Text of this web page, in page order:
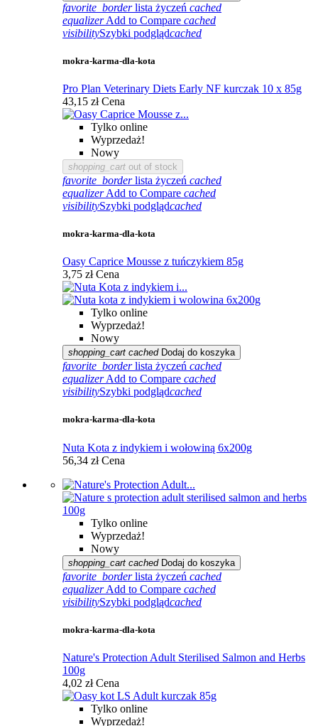
favorite_border lista życzeń cached
equalizer Add to Compare cached
visibilitySzybki podglądcached
mokra-karma-dla-kota
Pro Plan Veterinary Diets Early NF kurczak 10 x 85g
43,15 zł Cena
Tylko online
Wyprzedaż!
Nowy
shopping_cart out of stock
favorite_border lista życzeń cached
equalizer Add to Compare cached
visibilitySzybki podglądcached
mokra-karma-dla-kota
Oasy Caprice Mousse z tuńczykiem 85g
3,75 zł Cena
Tylko online
Wyprzedaż!
Nowy
shopping_cart cached Dodaj do koszyka
favorite_border lista życzeń cached
equalizer Add to Compare cached
visibilitySzybki podglądcached
mokra-karma-dla-kota
Nuta Kota z indykiem i wołowiną 6x200g
56,34 zł Cena
Tylko online
Wyprzedaż!
Nowy
shopping_cart cached Dodaj do koszyka
favorite_border lista życzeń cached
equalizer Add to Compare cached
visibilitySzybki podglądcached
mokra-karma-dla-kota
Nature's Protection Adult Sterilised Salmon and Herbs
100g
4,02 zł Cena
Tylko online
Wyprzedaż!